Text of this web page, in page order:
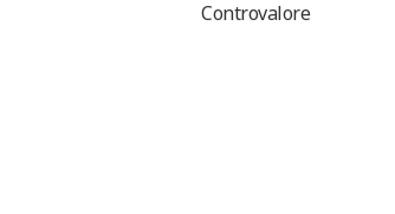
Controvalore